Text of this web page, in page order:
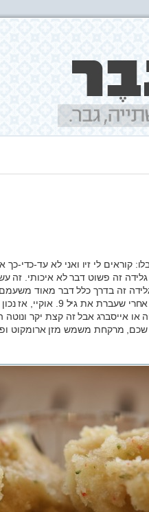
קוראים לי זיו ואני לא עד-כדי-
זה פשוט דבר לא איכותי. זה
זה בדרך כלל דבר מאוד
או אייסברג אבל זה קצת יקר
מרקחת משמש מזן ארומקוט